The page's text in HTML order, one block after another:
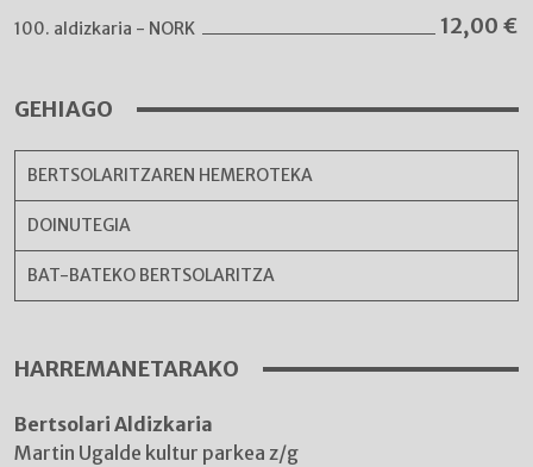
100. aldizkaria - NORK 12,00 €
GEHIAGO
BERTSOLARITZAREN HEMEROTEKA
DOINUTEGIA
BAT-BATEKO BERTSOLARITZA
HARREMANETARAKO
Bertsolari Aldizkaria
Martin Ugalde kultur parkea z/g